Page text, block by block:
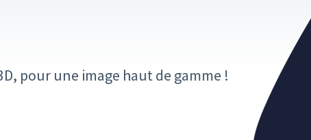
pour une image haut de gamme !